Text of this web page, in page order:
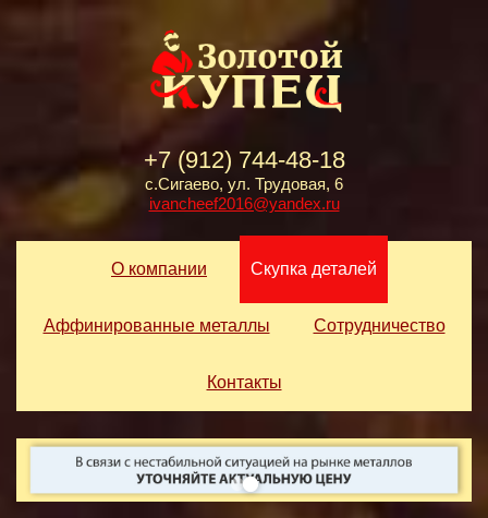
+7 (912) 744-48-18
с.Сигаево, ул. Трудовая, 6
ivancheef2016@yandex.ru
О компании Скупка деталей
Аффинированные металлы Сотрудничество
Контакты